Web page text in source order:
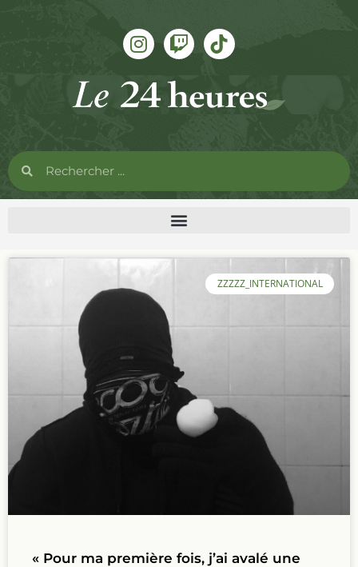
ZZZZZ_INTERNATIONAL
« Pour ma première fois, j’ai avalé une